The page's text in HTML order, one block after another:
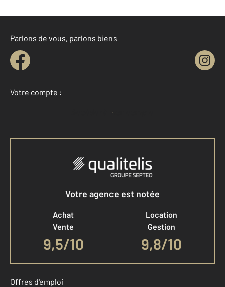
Parlons de vous, parlons biens
Votre compte :
Accéder à mon compte
Votre agence est notée
Achat
Vente
9,5/10
Location
Gestion
9,8/10
Offres d'emploi